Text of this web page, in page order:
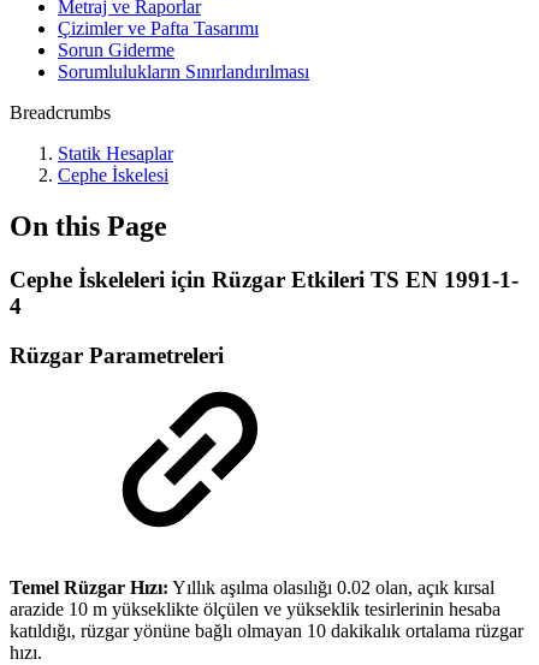
Metraj ve Raporlar
Çizimler ve Pafta Tasarımı
Sorun Giderme
Sorumlulukların Sınırlandırılması
Breadcrumbs
Statik Hesaplar
Cephe İskelesi
On this Page
Cephe İskeleleri için Rüzgar Etkileri TS EN 1991-1-
4
Rüzgar Parametreleri
Temel Rüzgar Hızı: Yıllık aşılma olasılığı 0.02 olan, açık kırsal
arazide 10 m yükseklikte ölçülen ve yükseklik tesirlerinin hesaba
katıldığı, rüzgar yönüne bağlı olmayan 10 dakikalık ortalama rüzgar
hızı.